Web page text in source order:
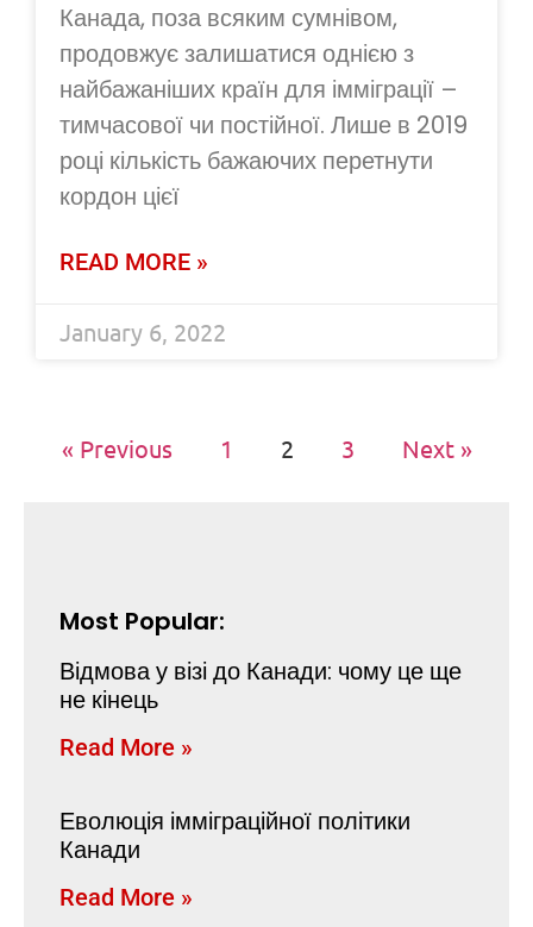
Канада, поза всяким сумнівом,
продовжує залишатися однією з
найбажаніших країн для імміграції –
тимчасової чи постійної. Лише в 2019
році кількість бажаючих перетнути
кордон цієї
READ MORE »
January 6, 2022
« Previous 1 2 3 Next »
Most Popular:
Відмова у візі до Канади: чому це ще
не кінець
Read More »
Еволюція імміграційної політики
Канади
Read More »